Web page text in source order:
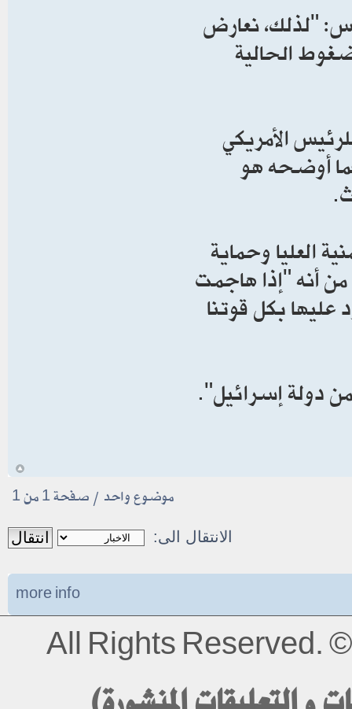
"لذلك، نعارض
الحالية
الأمريكي
أوضحه هو
العليا وحماية
أنه "إذا هاجمت
عليها بكل قوتنا
دولة إسرائيل".
موضوع واحد • صفحة1من1
الانتقال الى:
more info
All Rights Reserved.